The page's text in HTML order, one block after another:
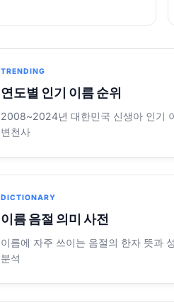
TRENDING
연도별 인기 이름 순위
2008~2024년 대한민국 신생아 인기
변천사
DICTIONARY
이름 음절 의미 사전
이름에 자주 쓰이는 음절의 한자 뜻과
분석